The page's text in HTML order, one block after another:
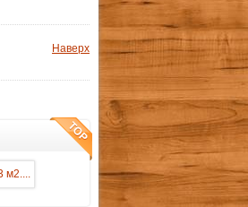
Наверх